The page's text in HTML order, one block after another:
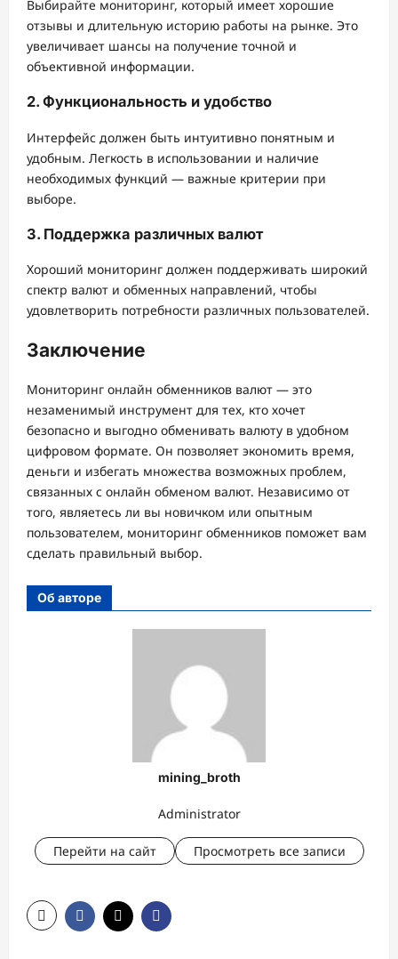
Выбирайте мониторинг, который имеет хорошие
отзывы и длительную историю работы на рынке. Это
увеличивает шансы на получение точной и
объективной информации.
2. Функциональность и удобство
Интерфейс должен быть интуитивно понятным и
удобным. Легкость в использовании и наличие
необходимых функций — важные критерии при
выборе.
3. Поддержка различных валют
Хороший мониторинг должен поддерживать широкий
спектр валют и обменных направлений, чтобы
удовлетворить потребности различных пользователей.
Заключение
Мониторинг онлайн обменников валют — это
незаменимый инструмент для тех, кто хочет
безопасно и выгодно обменивать валюту в удобном
цифровом формате. Он позволяет экономить время,
деньги и избегать множества возможных проблем,
связанных с онлайн обменом валют. Независимо от
того, являетесь ли вы новичком или опытным
пользователем, мониторинг обменников поможет вам
сделать правильный выбор.
Об авторе
mining_broth
Administrator
Перейти на сайт Просмотреть все записи